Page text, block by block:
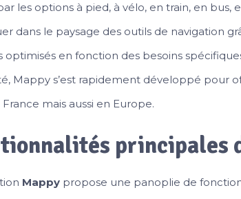
les options à pied, à vélo, en train, en bus,
dans le paysage des outils de navigation
optimisés en fonction des besoins
Mappy s’est rapidement développé pour
mais aussi en Europe.
principales
Mappy propose une panoplie de